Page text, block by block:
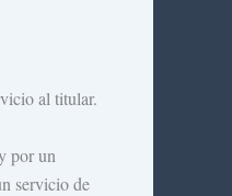
al titular.
por un
servicio de